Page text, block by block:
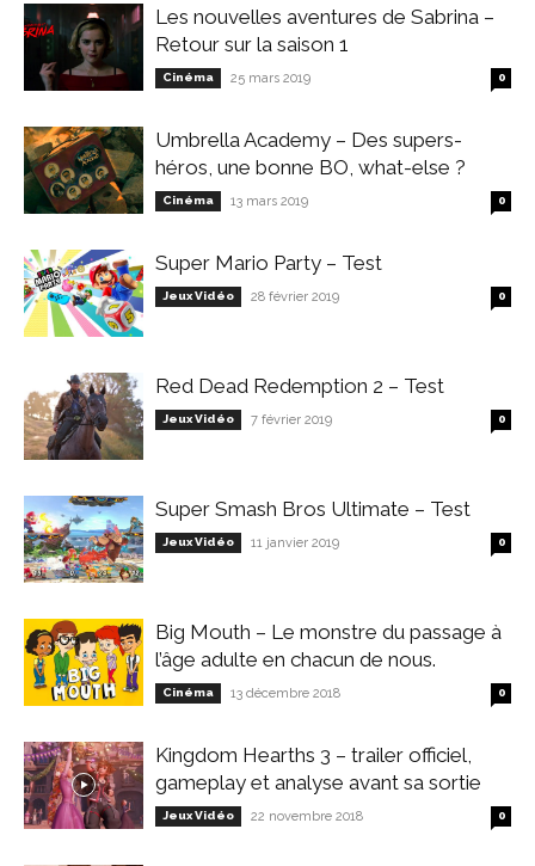
Les nouvelles aventures de Sabrina –
Retour sur la saison 1
Cinéma 25 mars 2019 0
Umbrella Academy – Des supers-
héros, une bonne BO, what-else ?
Cinéma 13 mars 2019 0
Super Mario Party – Test
Jeux Vidéo 28 février 2019 0
Red Dead Redemption 2 – Test
Jeux Vidéo 7 février 2019 0
Super Smash Bros Ultimate – Test
Jeux Vidéo 11 janvier 2019 0
Big Mouth – Le monstre du passage à
l’âge adulte en chacun de nous.
Cinéma 13 décembre 2018 0
Kingdom Hearths 3 – trailer officiel,
gameplay et analyse avant sa sortie
Jeux Vidéo 22 novembre 2018 0